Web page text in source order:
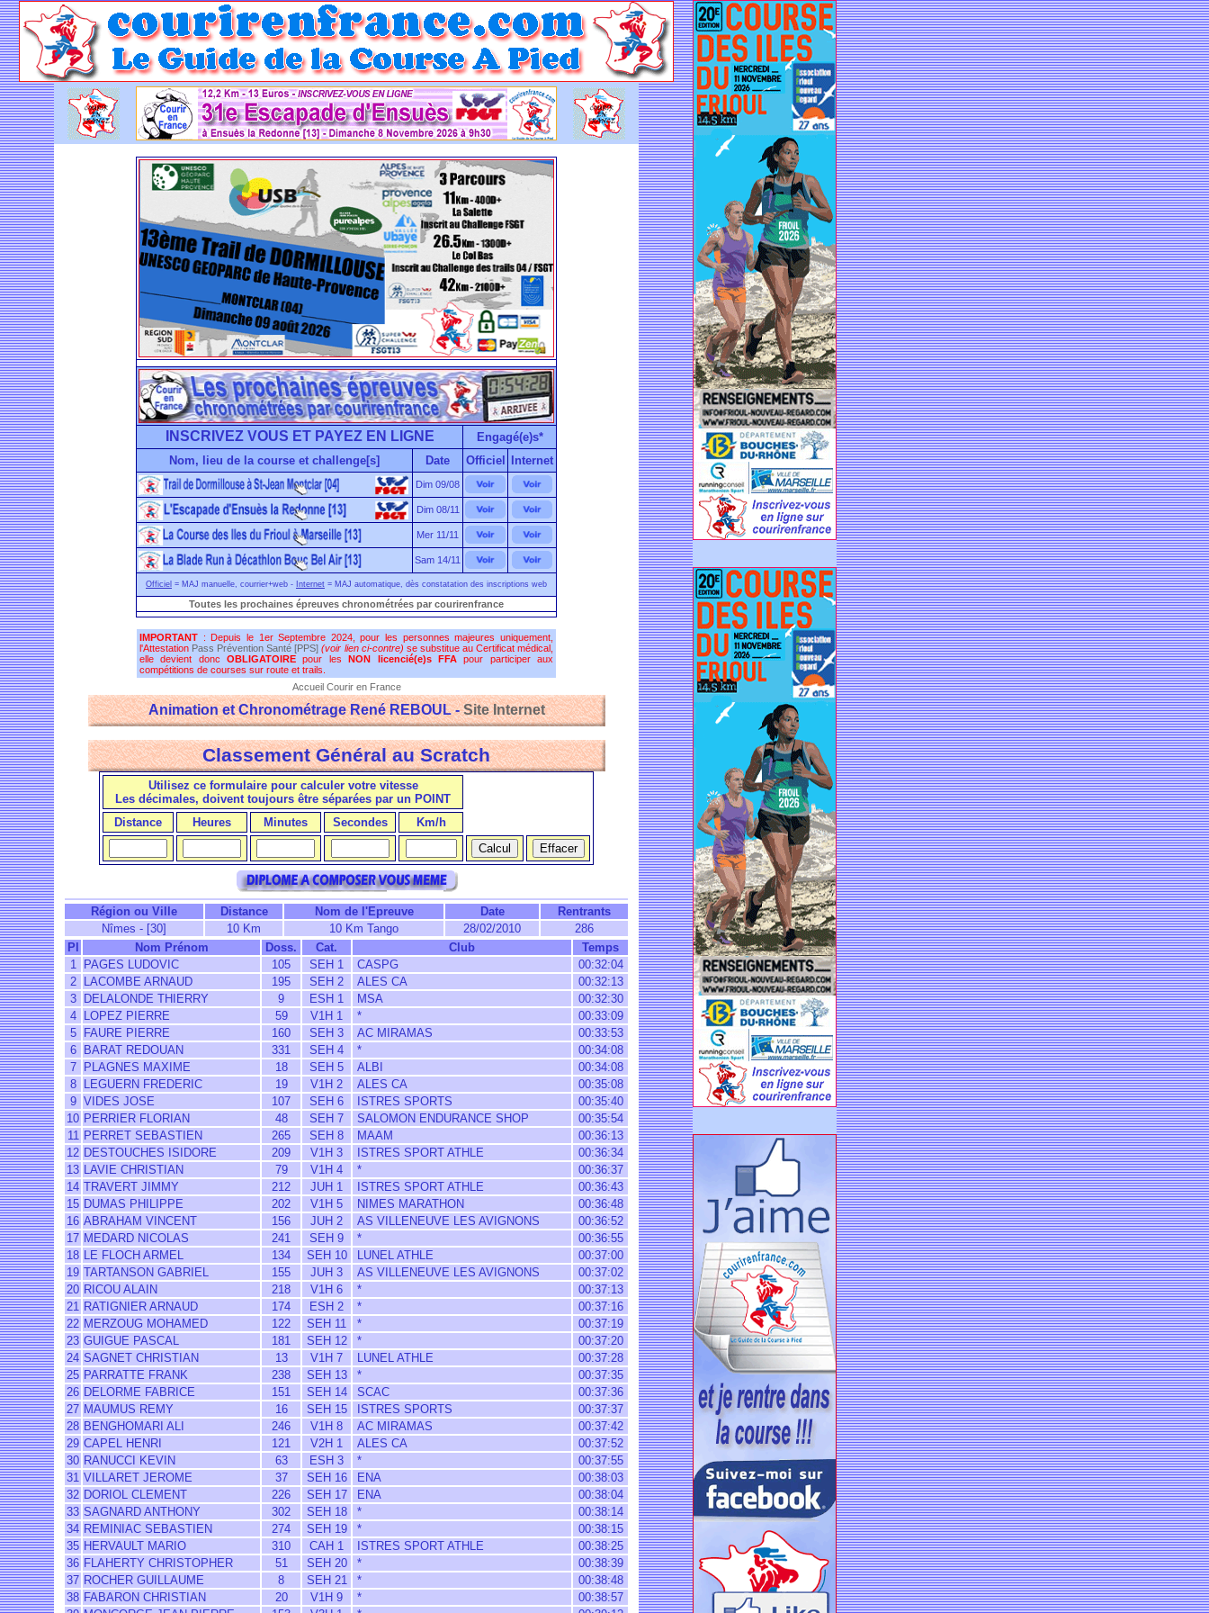
INSCRIVEZ VOUS ET PAYEZ EN LIGNE
Engagé(e)s*
Nom, lieu de la course et challenge[s]
Date Officiel Internet
Dim 09/08
Dim 08/11
Mer 11/11
Sam 14/11
Officiel = MAJ manuelle, courrier+web - Internet = MAJ automatique, dès constatation des inscriptions web
Toutes les prochaines épreuves chronométrées par courirenfrance
IMPORTANT : Depuis le 1er Septembre 2024, pour les personnes majeures uniquement,
l'Attestation Pass Prévention Santé [PPS] (voir lien ci-contre) se substitue au Certificat médical,
elle devient doncOBLIGATOIRE pour lesNON licencié(e)s FFApour participer aux
compétitions de courses sur route et trails.
Accueil Courir en France
Animation et Chronométrage René REBOUL -Site Internet
Classement Général au Scratch
Utilisez ce formulaire pour calculer votre vitesse
Les décimales, doivent toujours être séparées par un POINT
Distance
Heures Minutes Secondes Km/h
Région ou Ville Distance Nom de l'Epreuve Date
Rentrants
Nîmes - [30]
10 Km 10 Km Tango 28/02/2010
286
Pl
Nom Prénom Doss. Cat. Club
Temps
1
PAGES LUDOVIC 105 SEH 1 CASPG
00:32:04
2
LACOMBE ARNAUD 195 SEH 2 ALES CA
00:32:13
3
DELALONDE THIERRY 9 ESH 1 MSA
00:32:30
4
LOPEZ PIERRE 59 V1H 1 *
00:33:09
5
FAURE PIERRE 160 SEH 3 AC MIRAMAS
00:33:53
6
BARAT REDOUAN 331 SEH 4 *
00:34:08
7
PLAGNES MAXIME 18 SEH 5 ALBI
00:34:08
8
LEGUERN FREDERIC 19 V1H 2 ALES CA
00:35:08
9 VIDES JOSE 107 SEH 6 ISTRES SPORTS
00:35:40
10 PERRIER FLORIAN 48 SEH 7 SALOMON ENDURANCE SHOP
00:35:54
11 PERRET SEBASTIEN 265 SEH 8 MAAM
00:36:13
12 DESTOUCHES ISIDORE 209 V1H 3 ISTRES SPORT ATHLE
00:36:34
13 LAVIE CHRISTIAN 79 V1H 4 *
00:36:37
14 TRAVERT JIMMY 212 JUH 1 ISTRES SPORT ATHLE
00:36:43
15 DUMAS PHILIPPE 202 V1H 5 NIMES MARATHON
00:36:48
16 ABRAHAM VINCENT 156 JUH 2 AS VILLENEUVE LES AVIGNONS
00:36:52
17 MEDARD NICOLAS 241 SEH 9 *
00:36:55
18 LE FLOCH ARMEL 134 SEH 10 LUNEL ATHLE
00:37:00
19 TARTANSON GABRIEL 155 JUH 3 AS VILLENEUVE LES AVIGNONS
00:37:02
20 RICOU ALAIN 218 V1H 6 *
00:37:13
21 RATIGNIER ARNAUD 174 ESH 2 *
00:37:16
22 MERZOUG MOHAMED 122 SEH 11 *
00:37:19
23 GUIGUE PASCAL 181 SEH 12 *
00:37:20
24 SAGNET CHRISTIAN 13 V1H 7 LUNEL ATHLE
00:37:28
25 PARRATTE FRANK 238 SEH 13 *
00:37:35
26 DELORME FABRICE 151 SEH 14 SCAC
00:37:36
27 MAUMUS REMY 16 SEH 15 ISTRES SPORTS
00:37:37
28 BENGHOMARI ALI 246 V1H 8 AC MIRAMAS
00:37:42
29 CAPEL HENRI 121 V2H 1 ALES CA
00:37:52
30 RANUCCI KEVIN 63 ESH 3 *
00:37:55
31 VILLARET JEROME 37 SEH 16 ENA
00:38:03
32 DORIOL CLEMENT 226 SEH 17 ENA
00:38:04
33 SAGNARD ANTHONY 302 SEH 18 *
00:38:14
34 REMINIAC SEBASTIEN 274 SEH 19 *
00:38:15
35 HERVAULT MARIO 310 CAH 1 ISTRES SPORT ATHLE
00:38:25
36 FLAHERTY CHRISTOPHER 51 SEH 20 *
00:38:39
37 ROCHER GUILLAUME 8 SEH 21 *
00:38:48
38 FABARON CHRISTIAN 20 V1H 9 *
00:38:57